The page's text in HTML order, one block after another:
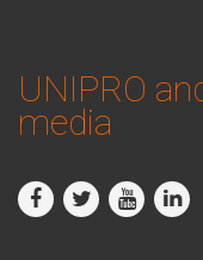
UNIPRO
media